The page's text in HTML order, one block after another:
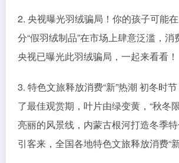
2. 央视曝光羽绒骗局！你的孩子可能
分“假羽绒制品”在市场上肆意泛滥，消
央视已曝光此羽绒骗局，一起来看看！
3. 特色文旅释放消费“新”热潮 初冬时
了最佳观赏期，叶片由绿变黄，“秋冬
亮丽的风景线，内蒙古根河打造冬季特
引客来，全国各地特色文旅释放消费“新